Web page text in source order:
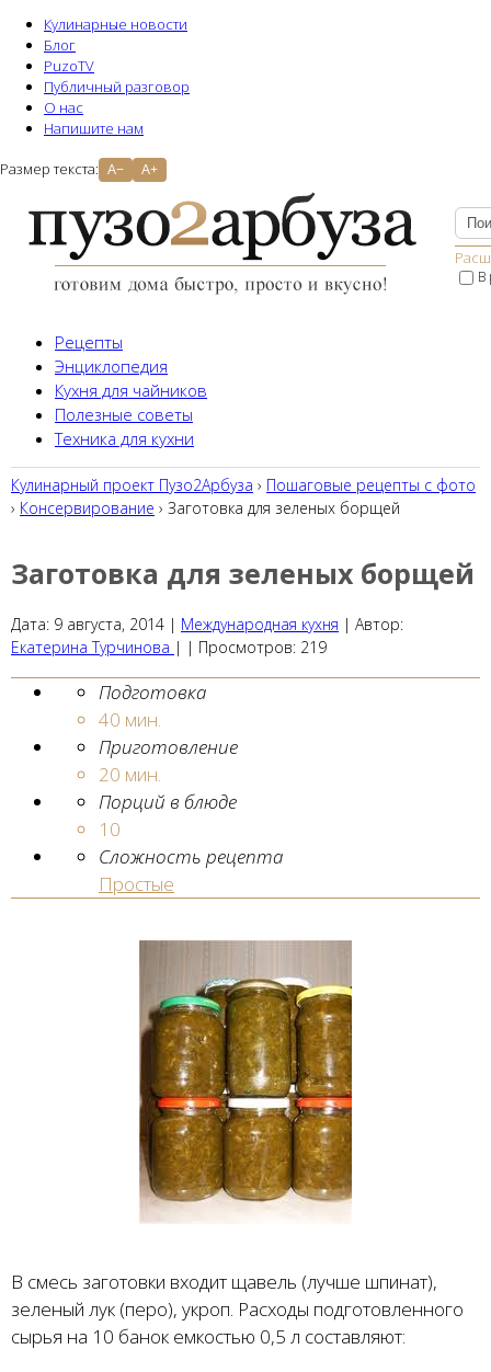
Кулинарные новости
Блог
PuzoTV
Публичный разговор
О нас
Напишите нам
Размер текста: A− A+
В
Рецепты
Энциклопедия
Кухня для чайников
Полезные советы
Техника для кухни
Кулинарный проект Пузо2Aрбуза › Пошаговые рецепты с фото
› Консервирование › Заготовка для зеленых борщей
Заготовка для зеленых борщей
Дата: 9 августа, 2014 | Международная кухня | Автор:
Екатерина Турчинова | | Просмотров: 219
Подготовка
40 мин.
Приготовление
20 мин.
Порций в блюде
10
Сложность рецепта
Простые
В смесь заготовки входит щавель (лучше шпинат),
зеленый лук (перо), укроп. Расходы подготовленного
сырья на 10 банок емкостью 0,5 л составляют: